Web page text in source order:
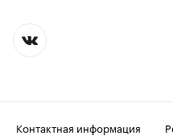
Контактная информация